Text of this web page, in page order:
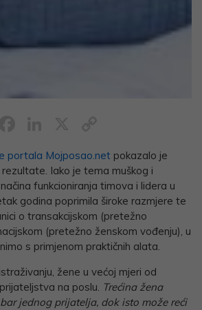
Link
portala Mojposao.net pokazalo je
Iako je tema muškog i
funkcioniranja timova i lidera u
godina poprimila široke razmjere te
o transakcijskom (pretežno
(pretežno ženskom vođenju), u
s primjenom praktičnih alata.
žene u većoj mjeri od
na poslu. Trećina žena
jednog prijatelja, dok isto može reći